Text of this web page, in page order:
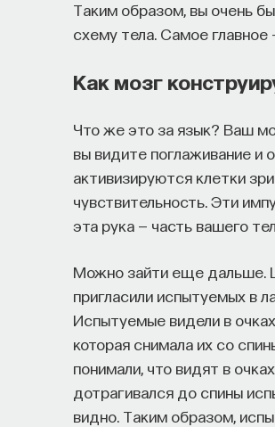
Таким образом, вы очень
схему тела. Самое главное
Как мозг
Что же это за язык? Ваш
вы видите поглаживание и
активизируются клетки
чувствительность. Эти
эта рука — часть вашего
Можно зайти еще дальше.
пригласили испытуемых в
Испытуемые видели в
которая снимала их со
понимали, что видят в
дотрагивался до спины
видно. Таким образом,